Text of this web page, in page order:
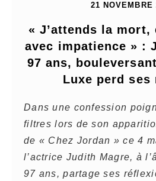
21 NOVEMBRE
« J’attends la
avec impatience » :
97 ans,
Luxe perd ses
Dans une confession
filtres lors de son
de « Chez Jordan » ce 4
l’actrice Judith Magre, à
97 ans, partage ses